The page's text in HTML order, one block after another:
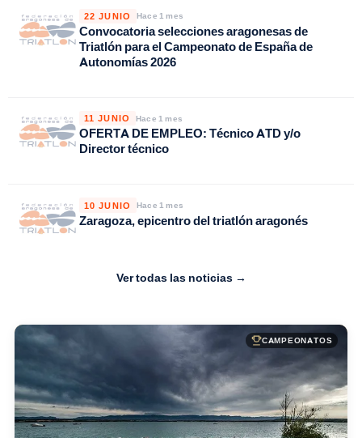
22 JUNIO Hace 1 mes
Convocatoria selecciones aragonesas de
Triatlón para el Campeonato de España de
Autonomías 2026
11 JUNIO Hace 1 mes
OFERTA DE EMPLEO: Técnico ATD y/o
Director técnico
10 JUNIO Hace 1 mes
Zaragoza, epicentro del triatlón aragonés
Ver todas las noticias →
CAMPEONATOS